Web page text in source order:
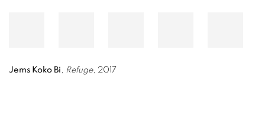
Jems Koko Bi Refuge, 2017